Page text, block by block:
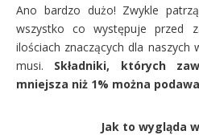
Ano bardzo dużo! Zwykle
wszystko co występuje przed
ilościach znaczących dla naszych
musi. Składniki, których
mniejsza niż 1% można
Jak to wygląda